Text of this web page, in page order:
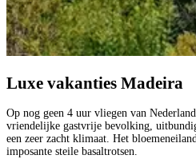
Luxe vakanties Madeira
Op nog geen 4 uur vliegen van
vriendelijke gastvrije bevolking,
een zeer zacht klimaat. Het
imposante steile basaltrotsen.